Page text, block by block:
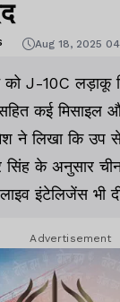
Aug 18, 2025
को J-10C लड़ाकू
कई मिसाइल
ने लिखा कि उप
के अनुसार चीन
इंटेलिजेंस भी
Advertisement